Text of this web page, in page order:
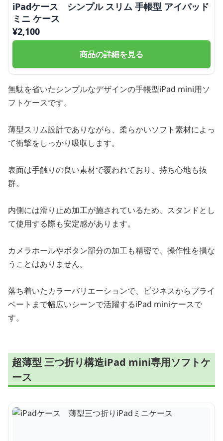
iPadケース シンプル スリム 手帳型 アイパッド
ミニ ケース
¥2,100
商品の詳細を見る
無駄を省いたシンプルなデザインの手帳型iPad mini用ソ
フトケースです。
薄型スリム設計でありながら、柔らかいソフト素材によっ
て衝撃をしっかり吸収します。
表面は手触りの良い素材で覆われており、持ち心地も抜
群。
内側には滑り止め加工が施されているため、スタンドとし
て使用する際も安定感があります。
カメラホールやボタン部分の加工も精密で、操作性を損な
うことはありません。
落ち着いたカラーバリエーションで、ビジネスからプライ
ベートまで幅広いシーンで活躍するiPad miniケースで
す。
超薄型 三つ折り構造iPad mini専用ソフトケ
ース